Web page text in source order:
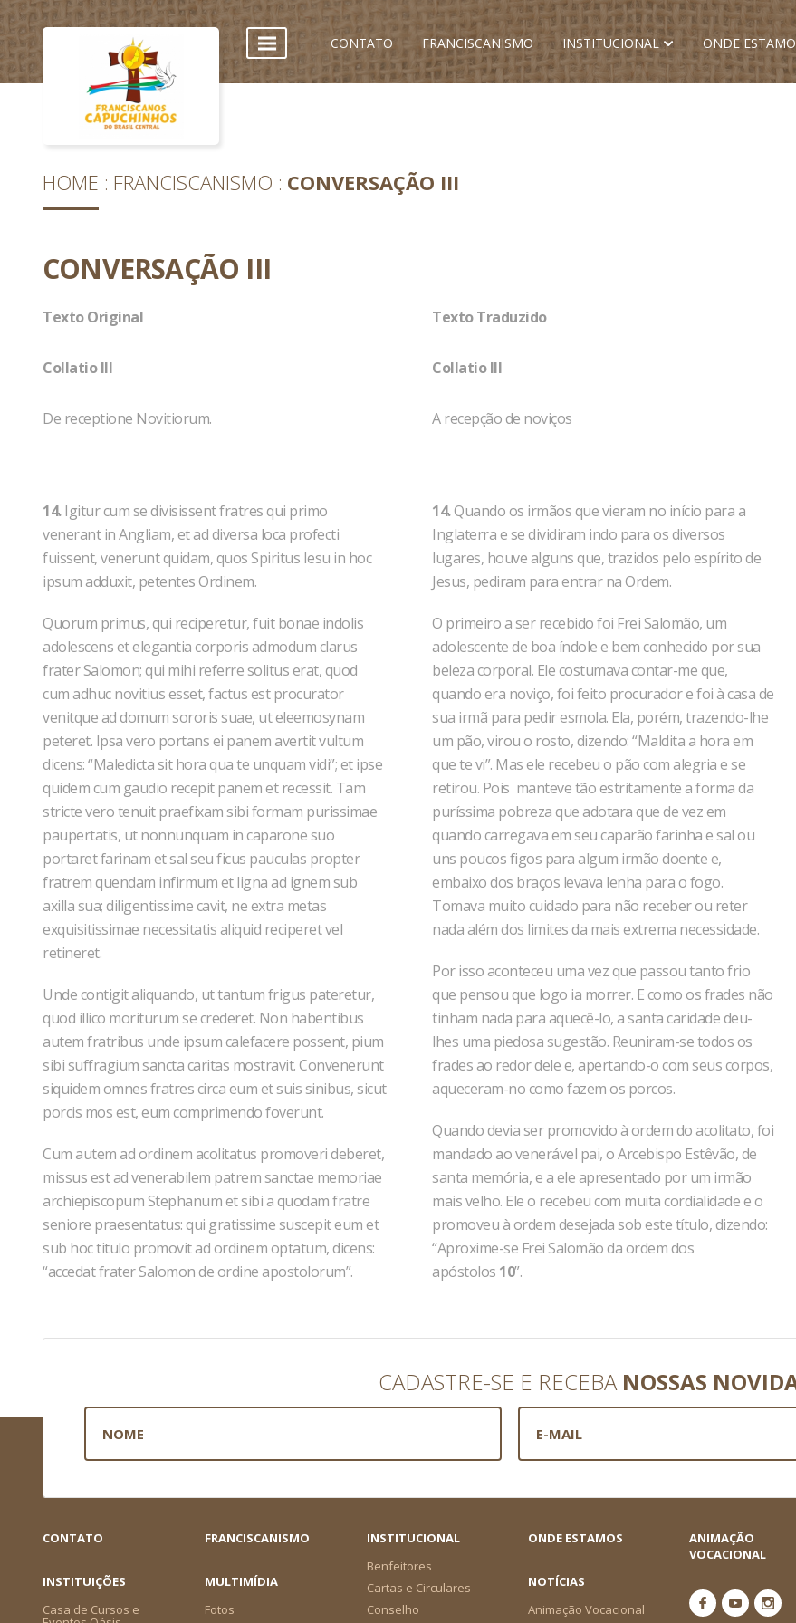
CONTATO FRANCISCANISMO INSTITUCIONAL ONDE
HOME FRANCISCANISMO CONVERSAÇÃO III
CONVERSAÇÃO III
Texto Original
Collatio III
De receptione Novitiorum.
14.Igitur cum se divisissent fratres qui primo
venerant in Angliam, et ad diversa loca profecti
fuissent, venerunt quidam, quos Spiritus Iesu in hoc
ipsum adduxit, petentes Ordinem.
Quorum primus, qui reciperetur, fuit bonae indolis
adolescens et elegantia corporis admodum clarus
frater Salomon; qui mihi referre solitus erat, quod
cum adhuc novitius esset, factus est procurator
venitque ad domum sororis suae, ut eleemosynam
peteret. Ipsa vero portans ei panem avertit vultum
dicens: “Maledicta sit hora qua te unquam vidi”; et ipse
quidem cum gaudio recepit panem et recessit. Tam
stricte vero tenuit praefixam sibi formam purissimae
paupertatis, ut nonnunquam in caparone suo
portaret farinam et sal seu ficus pauculas propter
fratrem quendam infirmum et ligna ad ignem sub
axilla sua; diligentissime cavit, ne extra metas
exquisitissimae necessitatis aliquid reciperet vel
retineret.
Unde contigit aliquando, ut tantum frigus pateretur,
quod illico moriturum se crederet. Non habentibus
autem fratribus unde ipsum calefacere possent, pium
sibi suffragium sancta caritas mostravit. Convenerunt
siquidem omnes fratres circa eum et suis sinibus, sicut
porcis mos est, eum comprimendo foverunt.
Cum autem ad ordinem acolitatus promoveri deberet,
missus est ad venerabilem patrem sanctae memoriae
archiepiscopum Stephanum et sibi a quodam fratre
seniore praesentatus: qui gratissime suscepit eum et
sub hoc titulo promovit ad ordinem optatum, dicens:
“accedat frater Salomon de ordine apostolorum”.
Texto Traduzido
Collatio III
A recepção de noviços
14.Quando os irmãos que vieram no início para a
Inglaterra e se dividiram indo para os diversos
lugares, houve alguns que, trazidos pelo espírito de
Jesus, pediram para entrar na Ordem.
O primeiro a ser recebido foi Frei Salomão, um
adolescente de boa índole e bem conhecido por sua
beleza corporal. Ele costumava contar-me que,
quando era noviço, foi feito procurador e foi à casa de
sua irmã para pedir esmola. Ela, porém, trazendo-lhe
um pão, virou o rosto, dizendo: “Maldita a hora em
que te vi”. Mas ele recebeu o pão com alegria e se
retirou. Pois manteve tão estritamente a forma da
puríssima pobreza que adotara que de vez em
quando carregava em seu caparão farinha e sal ou
uns poucos figos para algum irmão doente e,
embaixo dos braços levava lenha para o fogo.
Tomava muito cuidado para não receber ou reter
nada além dos limites da mais extrema necessidade.
Por isso aconteceu uma vez que passou tanto frio
que pensou que logo ia morrer. E como os frades não
tinham nada para aquecê-lo, a santa caridade deu-
lhes uma piedosa sugestão. Reuniram-se todos os
frades ao redor dele e, apertando-o com seus corpos,
aqueceram-no como fazem os porcos.
Quando devia ser promovido à ordem do acolitato, foi
mandado ao venerável pai, o Arcebispo Estêvão, de
santa memória, e a ele apresentado por um irmão
mais velho. Ele o recebeu com muita cordialidade e o
promoveu à ordem desejada sob este título, dizendo:
“Aproxime-se Frei Salomão da ordem dos
apóstolos 10”.
CADASTRE-SE E RECEBA NOSSAS
CONTATO FRANCISCANISMO
INSTITUCIONAL
Benfeitores
Cartas e Circulares
Conselho
ONDE ESTAMOS
ANIMAÇÃO
VOCACIONAL
INSTITUIÇÕES
Casa de Cursos e
MULTIMÍDIA
Fotos
NOTÍCIAS
Animação Vocacional